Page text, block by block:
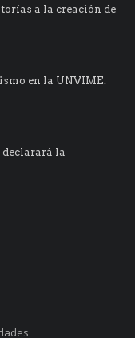
a la creación de
en la UNVIME.
declarará la